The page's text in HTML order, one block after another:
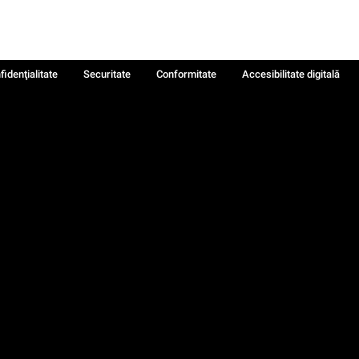
Securitate Conformitate
Accesibilitate digitală